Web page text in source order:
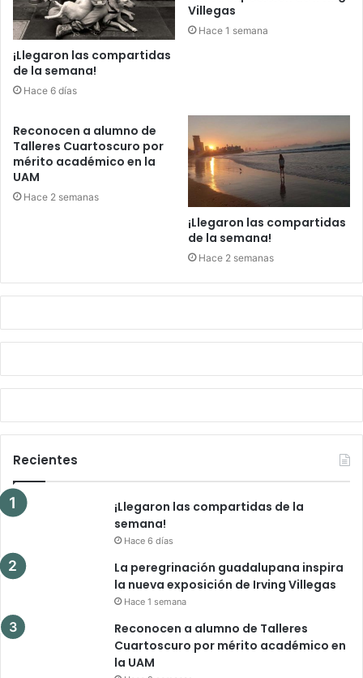
¡Llegaron las compartidas
de la semana!
Hace 6 días
Villegas
Hace 1 semana
Reconocen a alumno de
Talleres Cuartoscuro por
mérito académico en la
UAM
Hace 2 semanas
¡Llegaron las compartidas
de la semana!
Hace 2 semanas
Recientes
¡Llegaron las compartidas de la
semana!
Hace 6 días
La peregrinación guadalupana inspira
la nueva exposición de Irving Villegas
Hace 1 semana
Reconocen a alumno de Talleres
Cuartoscuro por mérito académico en
la UAM